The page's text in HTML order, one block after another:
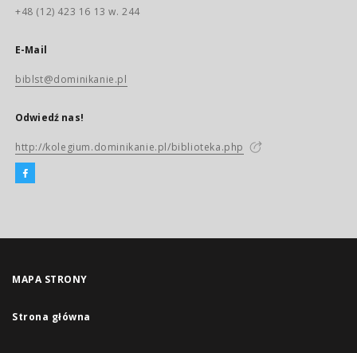
+48 (12) 423 16 13 w. 244
E-Mail
biblst@dominikanie.pl
Odwiedź nas!
http://kolegium.dominikanie.pl/biblioteka.php
MAPA STRONY
Strona główna